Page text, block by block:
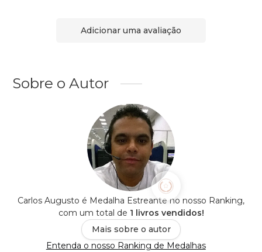
Adicionar uma avaliação
Sobre o Autor
Carlos Augusto é Medalha Estreante no nosso Ranking,
com um total de 1 livros vendidos!
Mais sobre o autor
Entenda o nosso Ranking de Medalhas